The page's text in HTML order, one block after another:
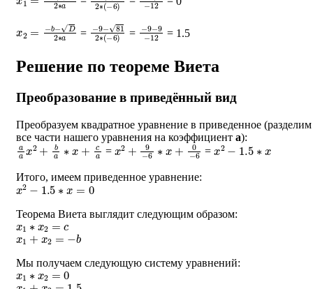
b−D2∗ = −9−812 (−6)
= −9−9 12
= 1.5
Решение по теореме Виета
Преобразование в приведённый вид
Преобразуем квадратное уравнение в приведенное (разделим
все части нашего уравнения на коэффициент a):
aax2+ba∗x+ca = x2+9−6 ∗x+0−6 =x2− 1.5∗
Итого, имеем приведенное уравнение:
x2−1.5∗x=0
Теорема Виета выглядит следующим образом:
x1∗x2= c
x1 + x2 =− b
Мы получаем следующую систему уравнений:
x1∗x2=0
x1 + x2 =1.5